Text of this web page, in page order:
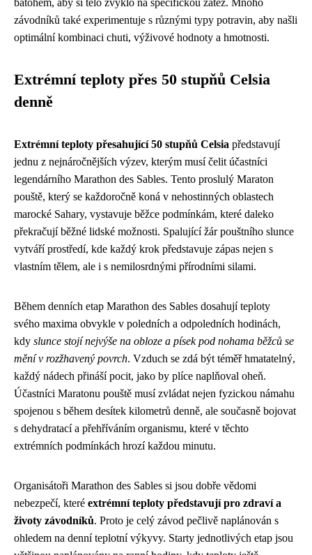
závodníků také experimentuje s různými typy potravin, aby našli
optimální kombinaci chuti, výživové hodnoty a hmotnosti.
Extrémní teploty přes 50 stupňů Celsia
denně
Extrémní teploty přesahující 50 stupňů Celsia představují
jednu z nejnáročnějších výzev, kterým musí čelit účastníci
legendárního Marathon des Sables. Tento proslulý Maraton
pouště, který se každoročně koná v nehostinných oblastech
marocké Sahary, vystavuje běžce podmínkám, které daleko
překračují běžné lidské možnosti. Spalující žár pouštního slunce
vytváří prostředí, kde každý krok představuje zápas nejen s
vlastním tělem, ale i s nemilosrdnými přírodními silami.
Během denních etap Marathon des Sables dosahují teploty
svého maxima obvykle v poledních a odpoledních hodinách,
kdy slunce stojí nejvýše na obloze a písek pod nohama běžců se
mění v rozžhavený povrch. Vzduch se zdá být téměř hmatatelný,
každý nádech přináší pocit, jako by plíce naplňoval oheň.
Účastníci Maratonu pouště musí zvládat nejen fyzickou námahu
spojenou s během desítek kilometrů denně, ale současně bojovat
s dehydratací a přehříváním organismu, které v těchto
extrémních podmínkách hrozí každou minutu.
Organisátoři Marathon des Sables si jsou dobře vědomi
nebezpečí, které extrémní teploty představují pro zdraví a
životy závodníků. Proto je celý závod pečlivě naplánován s
ohledem na denní teplotní výkyvy. Starty jednotlivých etap jsou